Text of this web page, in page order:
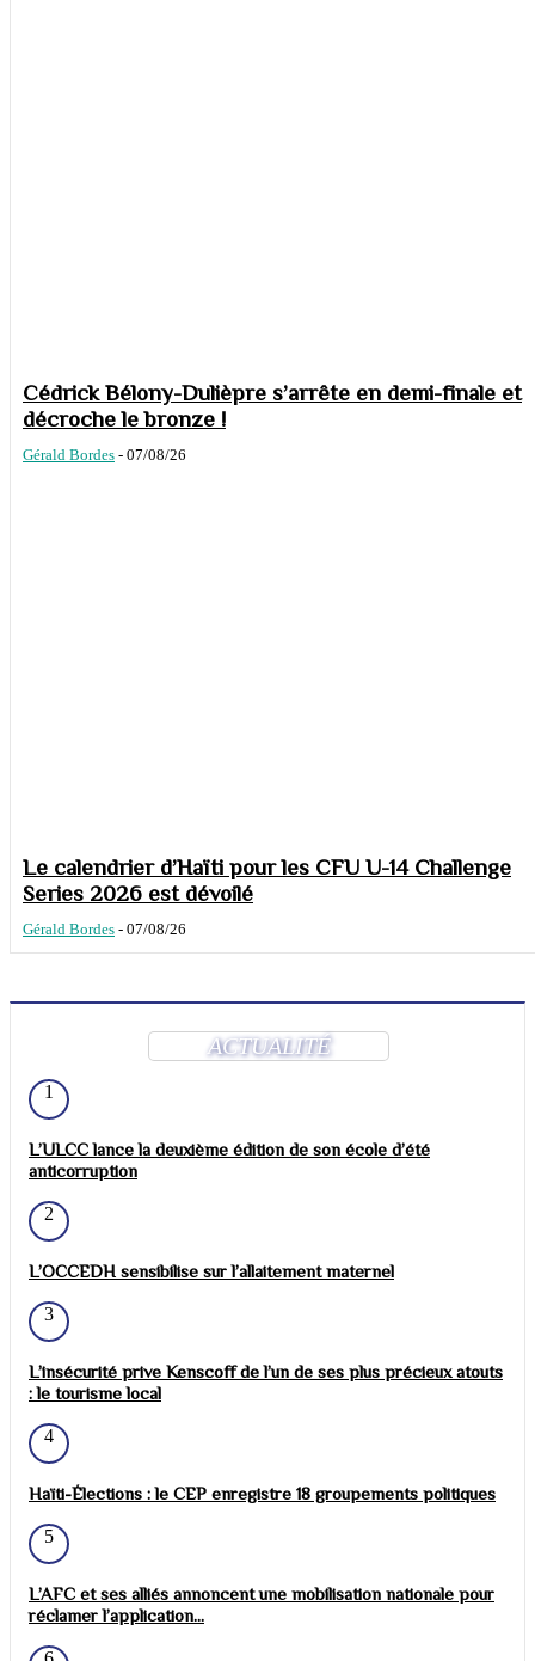
Cédrick Bélony-Dulièpre s’arrête en demi-finale et
décroche le bronze !
Gérald Bordes - 07/08/26
Le calendrier d’Haïti pour les CFU U-14 Challenge
Series 2026 est dévoilé
Gérald Bordes - 07/08/26
ACTUALITÉ
1
L’ULCC lance la deuxième édition de son école d’été
anticorruption
2
L’OCCEDH sensibilise sur l’allaitement maternel
3
L’insécurité prive Kenscoff de l’un de ses plus précieux atouts
: le tourisme local
4
Haïti-Élections : le CEP enregistre 18 groupements politiques
5
L’AFC et ses alliés annoncent une mobilisation nationale pour
réclamer l’application...